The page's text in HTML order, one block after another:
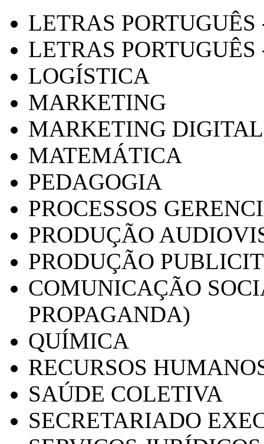
LETRAS
LETRAS PORTUGUÊS
LOGÍSTICA
MARKETING
MARKETING DIGITAL
MATEMÁTICA
PEDAGOGIA
PROCESSOS
PRODUÇÃO
PRODUÇÃO
COMUNICAÇÃO
PROPAGANDA)
QUÍMICA
RECURSOS
SAÚDE COLETIVA
SECRETARIADO